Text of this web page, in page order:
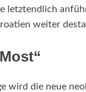
letztendlich
weiter
wird die neue